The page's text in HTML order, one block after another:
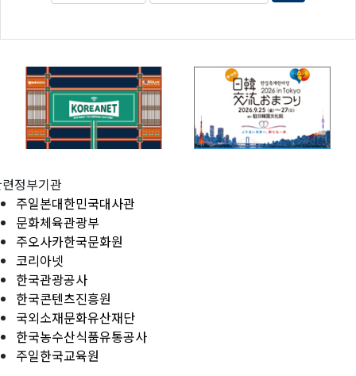
정부기관
주일본대한민국대사관
문화체육관광부
주오사카한국문화원
코리아넷
한국관광공사
한국콘텐츠진흥원
국외소재문화유산재단
한국농수산식품유통공사
주일한국교육원